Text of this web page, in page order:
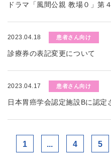
ドラマ「風間公親 教場０」第
2023.04.18 患者さん向け
診療券の表記変更について
2023.04.17 患者さん向け
日本胃癌学会認定施設Bに認定
1 ... 4 5